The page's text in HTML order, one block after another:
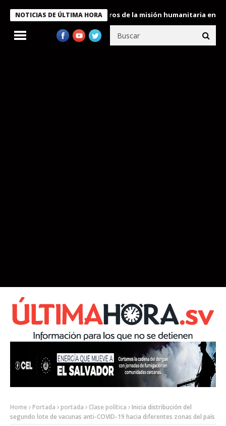
NOTICIAS DE ÚLTIMA HORA
Bukele condecora a miembros de la misión humanitaria enviada
Home Portada portada Clase política
Inicia distribución del
segundo lote de vacunas anti-COVID-19 hacia diferentes zonas del país